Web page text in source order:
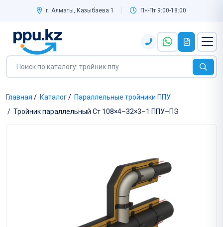
г. Алматы, Казыбаева 1 Пн-Пт 9:00-18:00
Главная / Каталог/ Параллельные тройники ППУ
/ Тройник параллельный Ст 108×4–32×3–1 ППУ–ПЭ